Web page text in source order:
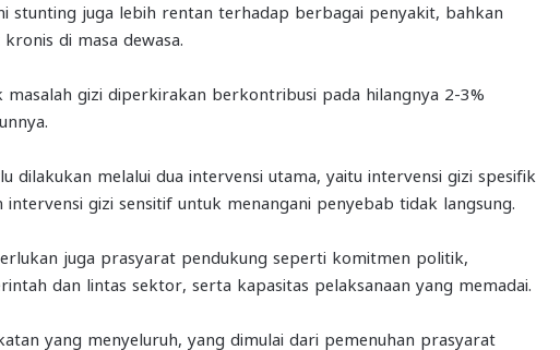
stunting juga lebih rentan terhadap berbagai penyakit, bahkan
di masa dewasa.
gizi diperkirakan berkontribusi pada hilangnya 2-3%
dilakukan melalui dua intervensi utama, yaitu intervensi gizi spesifik
gizi sensitif untuk menangani penyebab tidak langsung.
juga prasyarat pendukung seperti komitmen politik,
dan lintas sektor, serta kapasitas pelaksanaan yang memadai.
yang menyeluruh, yang dimulai dari pemenuhan prasyarat